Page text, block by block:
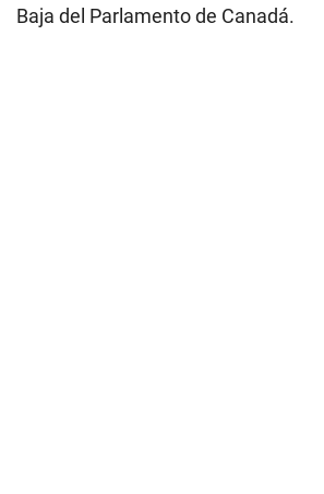
Baja del Parlamento de Canadá.